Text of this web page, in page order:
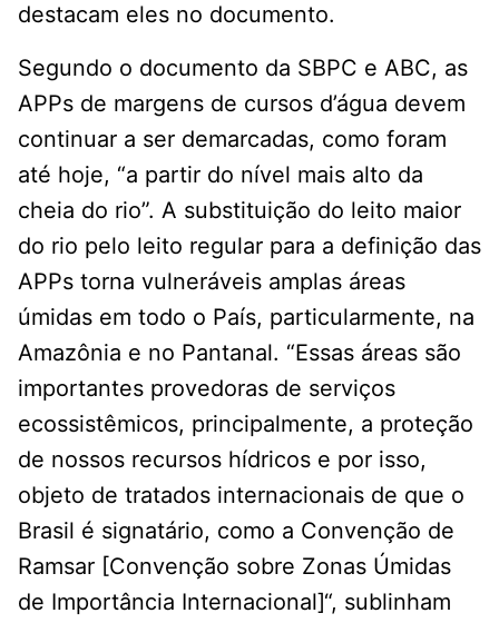
destacam eles no documento.
Segundo o documento da SBPC e ABC, as
APPs de margens de cursos d’água devem
continuar a ser demarcadas, como foram
até hoje, “a partir do nível mais alto da
cheia do rio”. A substituição do leito maior
do rio pelo leito regular para a definição das
APPs torna vulneráveis amplas áreas
úmidas em todo o País, particularmente, na
Amazônia e no Pantanal. “Essas áreas são
importantes provedoras de serviços
ecossistêmicos, principalmente, a proteção
de nossos recursos hídricos e por isso,
objeto de tratados internacionais de que o
Brasil é signatário, como a Convenção de
Ramsar [Convenção sobre Zonas Úmidas
de Importância Internacional]“, sublinham